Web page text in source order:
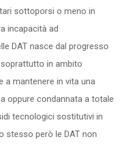
sottoporsi o meno in
incapacità ad
DAT nasce dal progresso
in ambito
a mantenere in vita una
oppure condannata a totale
tecnologici sostitutivi in
stesso però le DAT non